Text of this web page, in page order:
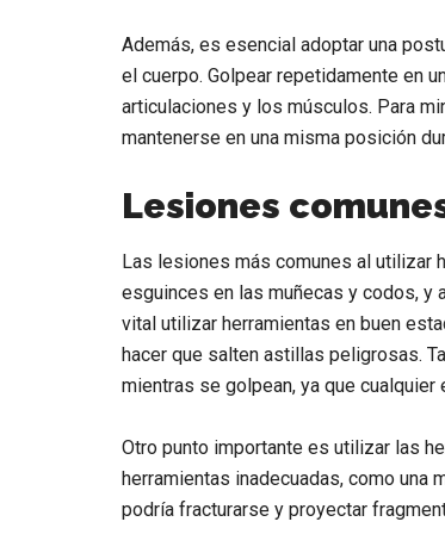
Además, es esencial adoptar una
el cuerpo. Golpear repetidamente en
articulaciones y los músculos. Para
mantenerse en una misma posición
Lesiones
Las lesiones más comunes al utilizar
esguinces en las muñecas y codos,
vital utilizar herramientas en buen
hacer que salten astillas peligrosas.
mientras se golpean, ya que
Otro punto importante es utilizar las
herramientas inadecuadas, como una
podría fracturarse y proyectar